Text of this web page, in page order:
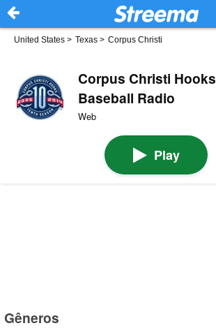
United States > Texas > Corpus Christi
Corpus Christi Hooks
Baseball Radio
Web
Play
Gêneros